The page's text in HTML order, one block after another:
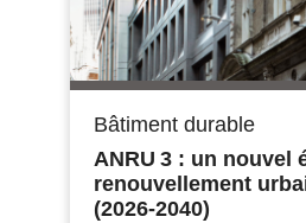
Bâtiment durable
ANRU 3 : un nouvel
renouvellement
(2026‑2040)